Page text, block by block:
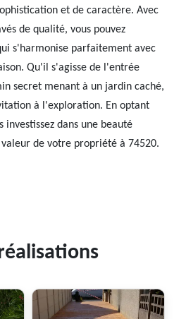
et de caractère. Avec
de qualité, vous pouvez
s'harmonise parfaitement avec
Qu'il s'agisse de l'entrée
secret menant à un jardin caché,
à l'exploration. En optant
investissez dans une beauté
de votre propriété à 74520.